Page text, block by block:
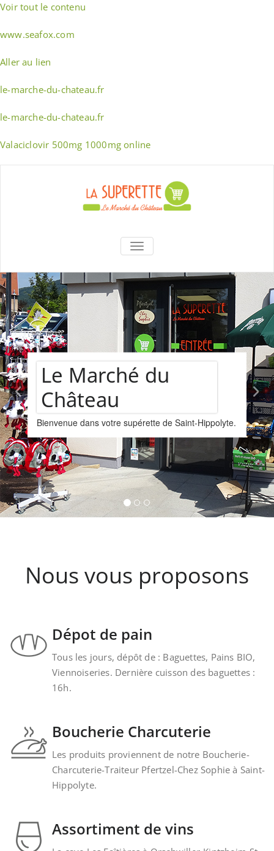
Voir tout le contenu
www.seafox.com
Aller au lien
le-marche-du-chateau.fr
le-marche-du-chateau.fr
Valaciclovir 500mg 1000mg online
La Superette –
le marché du
château
AFFICHER/MASQUER LA
Assortiment de
vins
Nous vous proposons un assortiments de
provenant de la cave Les Faîtières à
Kintzheim-St-Hippolyte.
Nous vous proposons
Dépot de pain
Tous les jours, dépôt de : Baguettes, Pains BIO,
Viennoiseries. Dernière cuisson des baguettes :
16h.
Boucherie Charcuterie
Les produits proviennent de notre Boucherie-
Charcuterie-Traiteur Pfertzel-Chez Sophie à Saint-
Hippolyte.
Assortiment de vins